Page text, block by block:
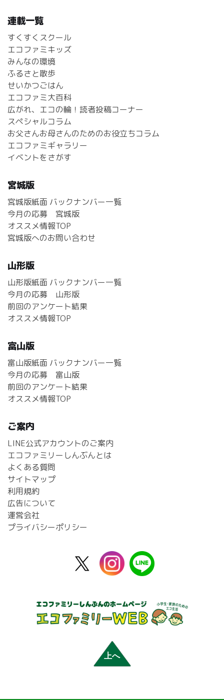
連載一覧
すくすくスクール
エコファミキッズ
みんなの環境
ふるさと散歩
せいかつごはん
エコファミ大百科
広がれ、エコの輪！読者投稿コーナー
スペシャルコラム
お父さんお母さんのためのお役立ちコラム
エコファミギャラリー
イベントをさがす
宮城版
宮城版紙面 バックナンバー一覧
今月の応募 宮城版
オススメ情報TOP
宮城版へのお問い合わせ
山形版
山形版紙面 バックナンバー一覧
今月の応募 山形版
前回のアンケート結果
オススメ情報TOP
富山版
富山版紙面 バックナンバー一覧
今月の応募 富山版
前回のアンケート結果
オススメ情報TOP
ご案内
LINE公式アカウントのご案内
エコファミリーしんぶんとは
よくある質問
サイトマップ
利用規約
広告について
運営会社
プライバシーポリシー
instagram
上へ